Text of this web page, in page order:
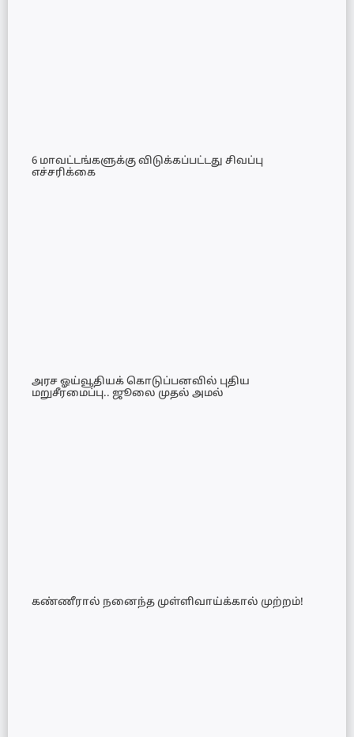
6 மாவட்டங்களுக்கு விடுக்கப்பட்டது சிவப்பு
எச்சரிக்கை
அரச ஓய்வூதியக் கொடுப்பனவில் புதிய
மறுசீரமைப்பு.. ஜூலை முதல் அமல்
கண்ணீரால் நனைந்த முள்ளிவாய்க்கால் முற்றம்!